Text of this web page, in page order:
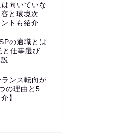
向いていな
と環境次
トも紹介
の適職とは
と仕事選び
ンス転向が
の理由と5
】